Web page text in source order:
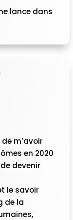
lance dans
m’avoir
en 2020
devenir
le savoir
de la